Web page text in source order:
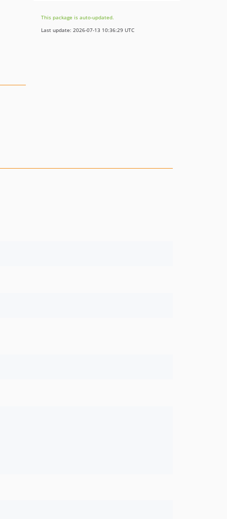
This package is auto-updated.
Last update: 2026-07-13 10:36:29 UTC